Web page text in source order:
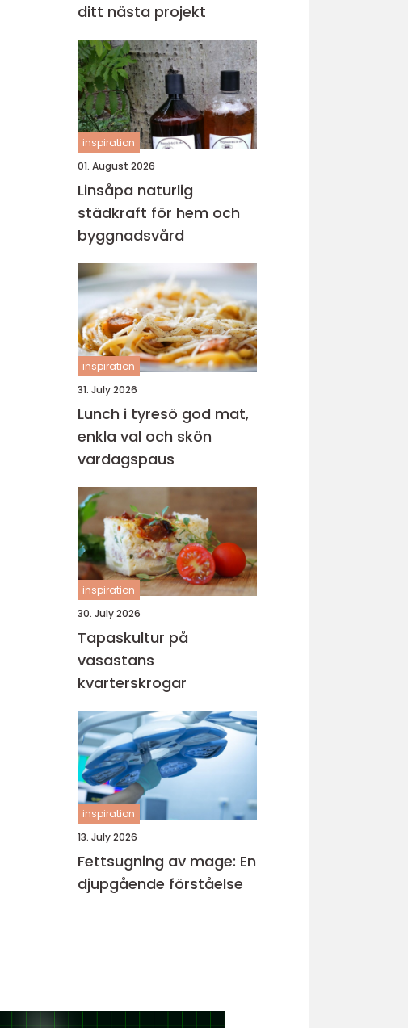
ditt nästa projekt
inspiration
01. August 2026
Linsåpa naturlig
städkraft för hem och
byggnadsvård
inspiration
31. July 2026
Lunch i tyresö god mat,
enkla val och skön
vardagspaus
inspiration
30. July 2026
Tapaskultur på
vasastans
kvarterskrogar
inspiration
13. July 2026
Fettsugning av mage: En
djupgående förståelse